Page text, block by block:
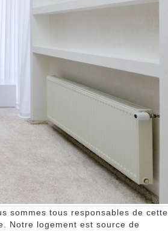
sommes tous responsables de cette
Notre logement est source de